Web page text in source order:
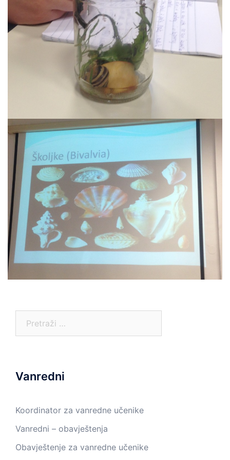
Vanredni
Koordinator za vanredne učenike
Vanredni – obavještenja
Obavještenje za vanredne učenike